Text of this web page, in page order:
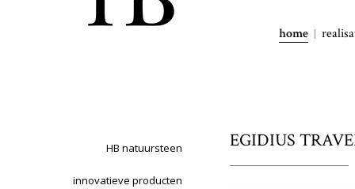
home
HB natuursteen
innovatieve producten
EGIDIUS